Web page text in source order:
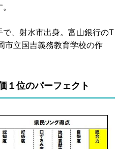
で、射水市出身。富山銀行のT
市立国吉義務教育学校の作
１位のパーフェクト